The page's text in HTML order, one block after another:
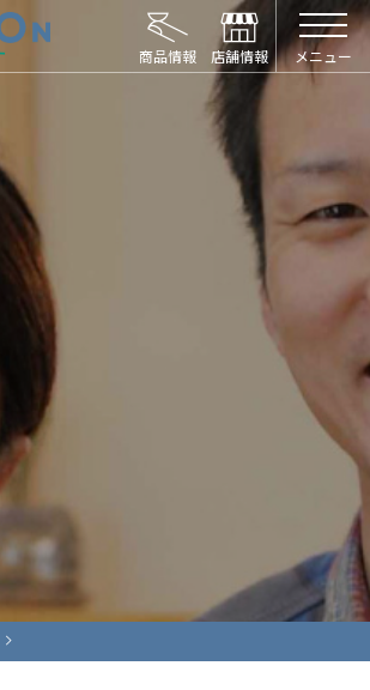
HIROCON｜広小路コンタクト｜【豊橋・浜
メニュー